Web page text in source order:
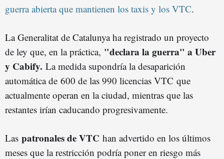
guerra abierta que mantienen los taxis y los VTC.
La Generalitat de Catalunya ha registrado un proyecto
de ley que, en la práctica, "declara la guerra" a Uber
y Cabify. La medida supondría la desaparición
automática de 600 de las 990 licencias VTC que
actualmente operan en la ciudad, mientras que las
restantes irían caducando progresivamente.
Las patronales de VTC han advertido en los últimos
meses que la restricción podría poner en riesgo más